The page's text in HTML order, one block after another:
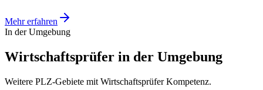
Mehr erfahren
In der Umgebung
Wirtschaftsprüfer in der Umgebung
Weitere PLZ-Gebiete mit Wirtschaftsprüfer Kompetenz.